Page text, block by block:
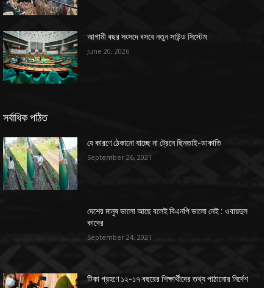
আগামী বছর সংসদে বসবে নতুন সাউন্ড সিস্টেম
June 20, 2026
সর্বাধিক পঠিত
যে কারণে ঠেকানো যাচ্ছে না ট্রেনে ছিনতাই-ডাকাতি
September 26, 2021
দেশের মানুষ ভালো আছে বলেই বিএনপি ভালো নেই : ওবায়দুল
কাদের
September 24, 2021
টিকা গ্রহণে ১২-১৭ বছরের শিক্ষার্থীদের তথ্য পাঠানোর নির্দেশ